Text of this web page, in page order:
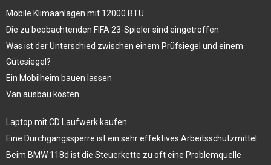
Mobile Klimaanlagen mit 12000 BTU
Die zu beobachtenden FIFA 23-Spieler sind eingetroffen
Was ist der Unterschied zwischen einem Prüfsiegel und einem
Gütesiegel?
Ein Mobilheim bauen lassen
Van ausbau kosten
Laptop mit CD Laufwerk kaufen
Eine Durchgangssperre ist ein sehr effektives Arbeitsschutzmittel
Beim BMW 118d ist die Steuerkette zu oft eine Problemquelle